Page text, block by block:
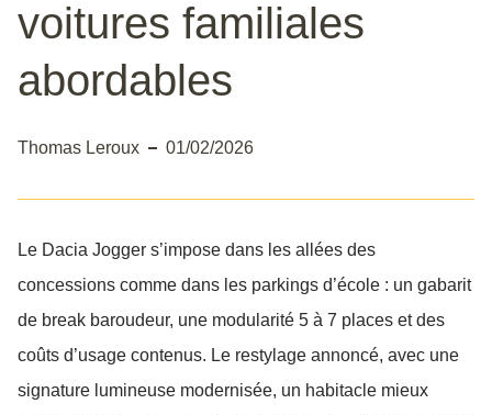
voitures familiales
abordables
Thomas Leroux 01/02/2026
Le Dacia Jogger s’impose dans les allées des
concessions comme dans les parkings d’école : un gabarit
de break baroudeur, une modularité 5 à 7 places et des
coûts d’usage contenus. Le restylage annoncé, avec une
signature lumineuse modernisée, un habitacle mieux